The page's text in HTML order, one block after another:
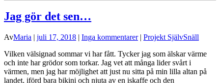
Jag gör det sen…
AvMaria | juli 17, 2018 | Inga kommentarer| Projekt SjälvSnäll
Vilken välsignad sommar vi har fått. Tycker jag som älskar värme
och inte har grödor som torkar. Jag vet att många lider svårt i
värmen, men jag har möjlighet att just nu sitta på min lilla altan på
landet, iförd bara bikini och njuta av en iskaffe och den